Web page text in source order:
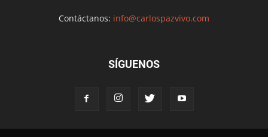
Contáctanos: info@carlospazvivo.com
SÍGUENOS